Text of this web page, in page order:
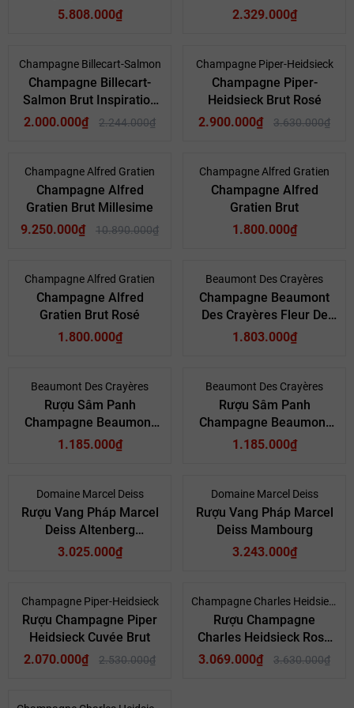
5.808.000₫
2.329.000₫
- 11%
Champagne Billecart-Salmon
Champagne Billecart-
Salmon Brut Inspiration
1818
2.000.000₫ 2.244.000₫
- 20%
Champagne Piper-Heidsieck
Champagne Piper-
Heidsieck Brut Rosé
2.900.000₫
3.630.000₫
- 15%
Champagne Alfred Gratien
Champagne Alfred
Gratien Brut Millesime
9.250.000₫
10.890.000₫
Champagne Alfred Gratien
Champagne Alfred
Gratien Brut
1.800.000₫
Champagne Alfred Gratien
Champagne Alfred
Gratien Brut Rosé
1.800.000₫
Beaumont Des Crayères
Champagne Beaumont
Des Crayères Fleur De
Prestige Blanc Millésimé
1.803.000₫
Beaumont Des Crayères
Rượu Sâm Panh
Champagne Beaumont
Des Crayères Grand Rosé
1.185.000₫
Beaumont Des Crayères
Rượu Sâm Panh
Champagne Beaumont
Des Crayères Grande
1.185.000₫
Domaine Marcel Deiss
Rượu Vang Pháp Marcel
Deiss Altenberg
Bergheim
3.025.000₫
Domaine Marcel Deiss
Rượu Vang Pháp Marcel
Deiss Mambourg
3.243.000₫
- 18%
Champagne Piper-Heidsieck
Rượu Champagne Piper
Heidsieck Cuvée Brut
2.070.000₫
2.530.000₫
- 15%Champagne Charles Heidsieck
Rượu Champagne
Charles Heidsieck Rosé
Réserve
3.069.000₫ 3.630.000₫